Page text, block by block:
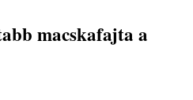
macskafajta a